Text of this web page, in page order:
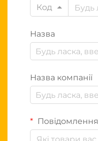
Код
Назва
Назва компанії
Повідомлення